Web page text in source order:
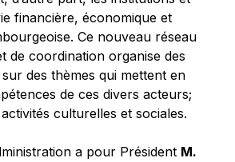
Marty
Donohoe
financière, économique et
Ce nouveau réseau
de coordination organise des
des thèmes qui mettent en
de ces divers acteurs;
culturelles et sociales.
a pour Président M.